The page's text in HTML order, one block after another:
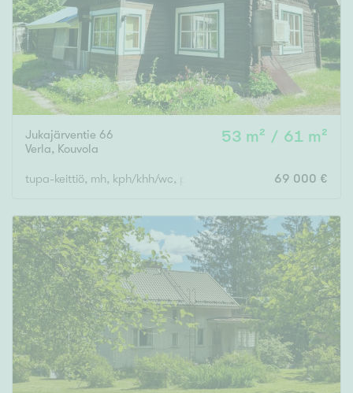
Jukajärventie 66
Verla, Kouvola
53 m² / 61 m²
tupa-keittiö, mh, kph/khh/wc, parvi, katettu kuisti69 000 €